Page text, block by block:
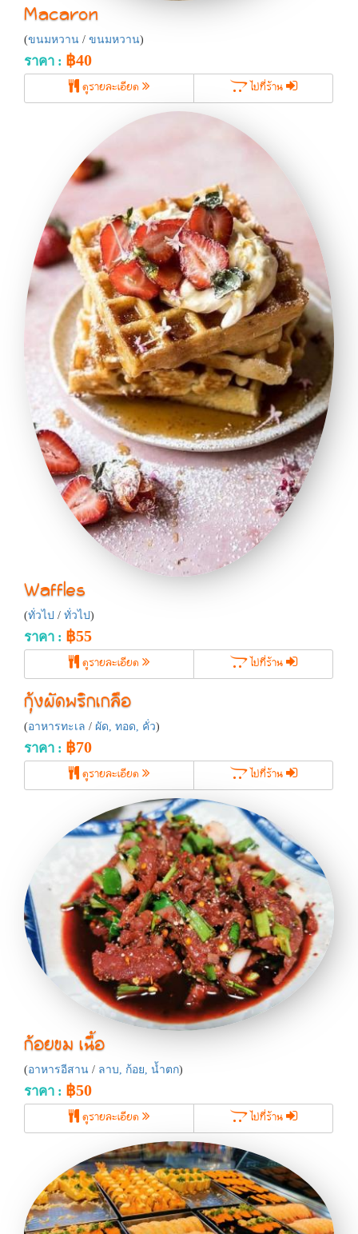
Macaron
(ขนมหวาน / ขนมหวาน)
ราคา : ฿40
ดูรายละเอียด
ไปที่ร้าน
Waffles
(ทั่วไป / ทั่วไป)
ราคา : ฿55
ดูรายละเอียด
ไปที่ร้าน
กุ้งผัดพริกเกลือ
(อาหารทะเล / ผัด, ทอด, คั่ว)
ราคา : ฿70
ดูรายละเอียด
ไปที่ร้าน
ก้อยขม เนื้อ
(อาหารอีสาน / ลาบ, ก้อย, น้ำตก)
ราคา : ฿50
ดูรายละเอียด
ไปที่ร้าน